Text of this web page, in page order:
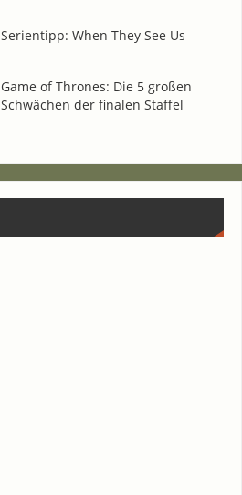
Seri­en­tipp: When They See Us
Game of Thro­nes: Die 5 gro­ßen
Schwä­chen der fina­len Staffel